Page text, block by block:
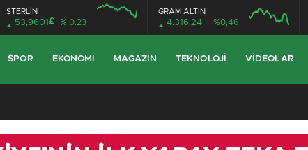
STERLİN
53,9601 £ % 0.23
GRAM ALTIN
4.316,24 %0,46
SPOR EKONOMI MAGAZIN TEKNOLOJI VIDEOLAR